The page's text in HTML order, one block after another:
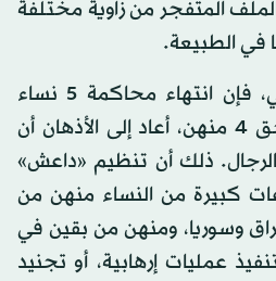
المتفجر من زاوية مختلفة
في الطبيعة.
أما على الصعيد الداخلي، فإن انتهاء محاكمة 5 نساء
وصدور أحكام ثقيلة بحق 4 منهن، أعاد إلى الأذهان أن
ذلك أن تنظيم «داعش»
كبيرة من النساء منهن من
وسوريا، ومنهن من بقين في
عمليات إرهابية، أو تجنيد